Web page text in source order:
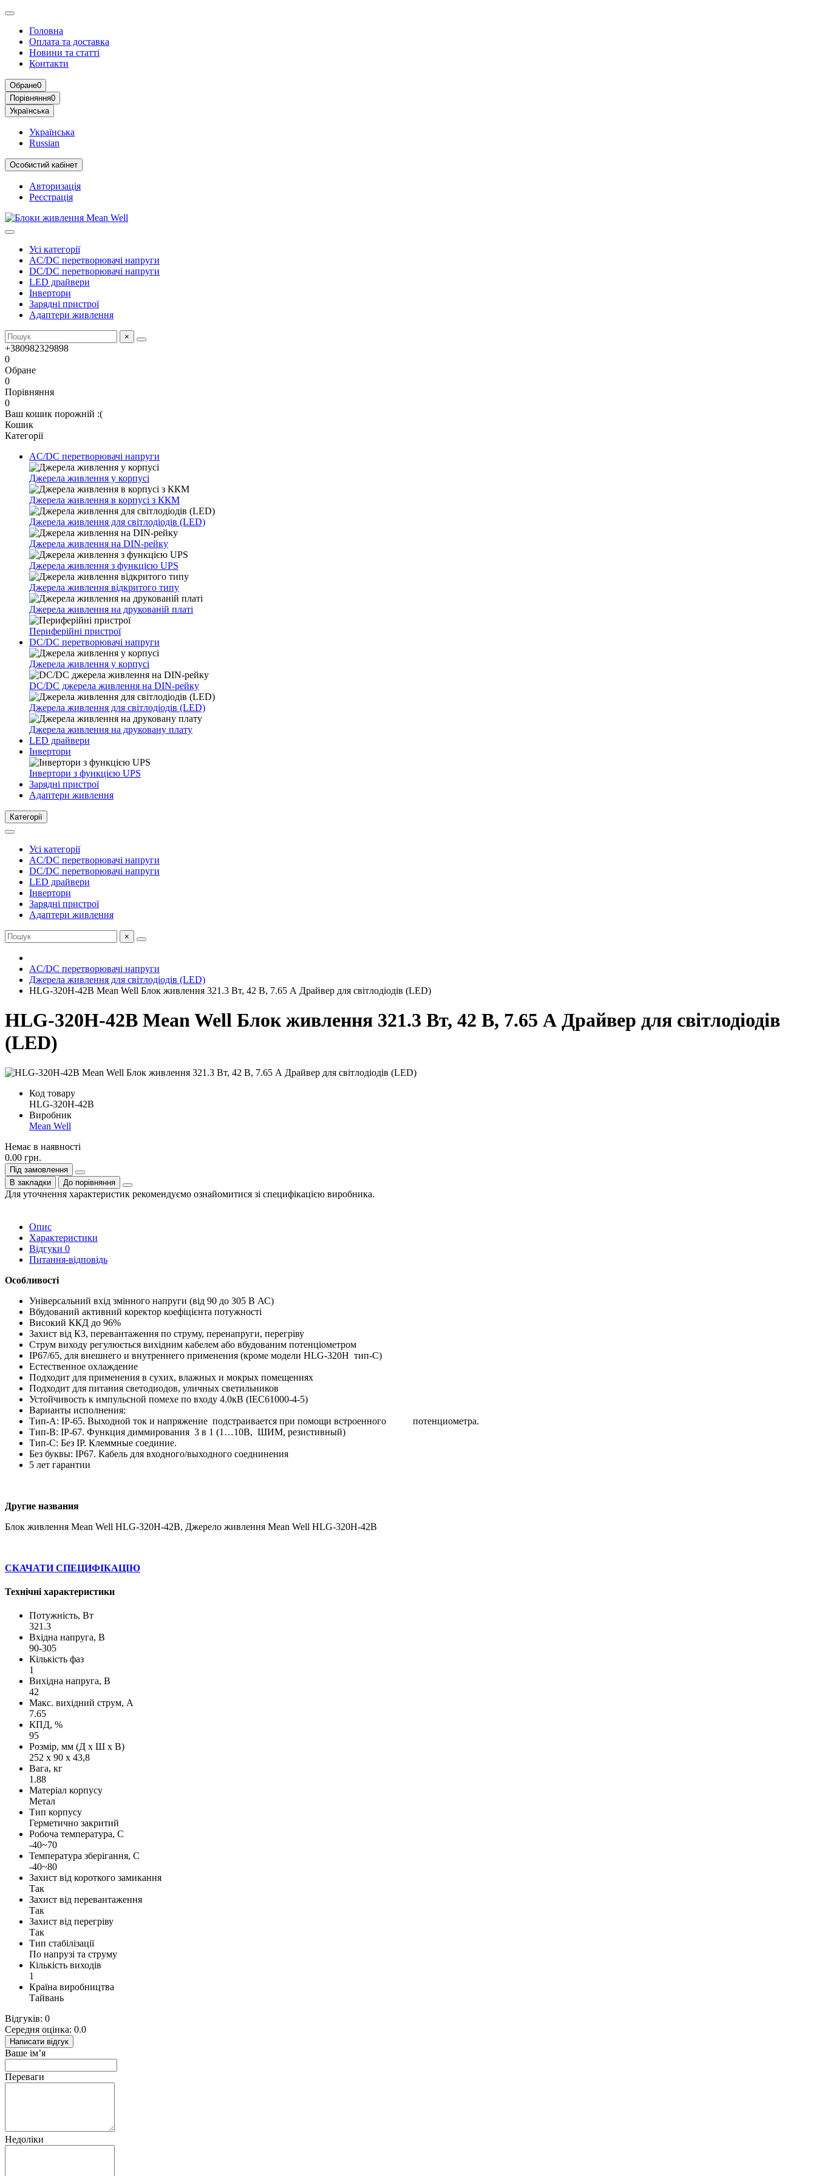
Головна
Оплата та доставка
Новини та статті
Контакти
Обране0
Порівняння0
Українська
Українська
Russian
Особистий кабінет
Авторизація
Реєстрація
Усі категорії
AC/DC перетворювачі напруги
DC/DC перетворювачі напруги
LED драйвери
Інвертори
Зарядні пристрої
Адаптери живлення
×
+380982329898
0
Обране
0
Порівняння
0
Ваш кошик порожній :(
Кошик
Категорії
AC/DC перетворювачі напруги
Джерела живлення у корпусі
Джерела живлення в корпусі з ККМ
Джерела живлення для світлодіодів (LED)
Джерела живлення на DIN-рейку
Джерела живлення з функцією UPS
Джерела живлення відкритого типу
Джерела живлення на друкованій платі
Периферійні пристрої
DC/DC перетворювачі напруги
Джерела живлення у корпусі
DC/DC джерела живлення на DIN-рейку
Джерела живлення для світлодіодів (LED)
Джерела живлення на друковану плату
LED драйвери
Інвертори
Інвертори з функцією UPS
Зарядні пристрої
Адаптери живлення
Категорії
Усі категорії
AC/DC перетворювачі напруги
DC/DC перетворювачі напруги
LED драйвери
Інвертори
Зарядні пристрої
Адаптери живлення
×
AC/DC перетворювачі напруги
Джерела живлення для світлодіодів (LED)
HLG-320H-42B Mean Well Блок живлення 321.3 Вт, 42 В, 7.65 А Драйвер для світлодіодів (LED)
HLG-320H-42B Mean Well Блок живлення 321.3 Вт, 42 В, 7.65 А Драйвер для світлодіодів
(LED)
Код товару
HLG-320H-42B
Виробник
Mean Well
Немає в наявності
0.00 грн.
Під замовлення
В закладки
До порівняння
Для уточнення характеристик рекомендуємо ознайомитися зі специфікацією виробника.
Опис
Характеристики
Відгуки 0
Питання-відповідь
Особливості
Універсальний вхід змінного напруги (від 90 до 305 В АС)
Вбудований активний коректор коефіцієнта потужності
Високий ККД до 96%
Захист від КЗ, перевантаження по струму, перенапруги, перегріву
Струм виходу регулюється вихідним кабелем або вбудованим потенціометром
IP67/65, для внешнего и внутреннего применения (кроме модели HLG-320H тип-С)
Естественное охлаждение
Подходит для применения в сухих, влажных и мокрых помещениях
Подходит для питания светодиодов, уличных светильников
Устойчивость к импульсной помехе по входу 4.0кВ (IEC61000-4-5)
Варианты исполнения:
Тип-А: IP-65. Выходной ток и напряжение подстраивается при помощи встроенного потенциометра.
Тип-B: IP-67. Функция диммирования 3 в 1 (1…10В, ШИМ, резистивный)
Тип-С: Без IP. Клеммные соединие.
Без буквы: IP67. Кабель для входного/выходного соеднинения
5 лет гарантии
Другие названия
Блок живлення Mean Well HLG-320H-42B, Джерело живлення Mean Well HLG-320H-42B
СКАЧАТИ СПЕЦИФІКАЦІЮ
Технічні характеристики
Потужність, Вт
321.3
Вхідна напруга, В
90-305
Кількість фаз
1
Вихідна напруга, В
42
Макс. вихідний струм, А
7.65
КПД, %
95
Розмір, мм (Д х Ш х В)
252 х 90 х 43,8
Вага, кг
1.88
Матеріал корпусу
Метал
Тип корпусу
Герметично закритий
Робоча температура, С
-40~70
Температура зберігання, С
-40~80
Захист від короткого замикання
Так
Захист від перевантаження
Так
Захист від перегріву
Так
Тип стабілізації
По напрузі та струму
Кількість виходів
1
Країна виробництва
Тайвань
Відгуків: 0
Середня оцінка: 0.0
Написати відгук
Ваше ім’я
Переваги
Недоліки